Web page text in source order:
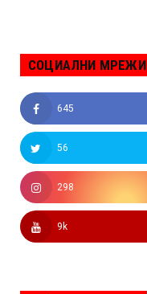
СОЦИАЛНИ МРЕЖИ
645
56
298
9k